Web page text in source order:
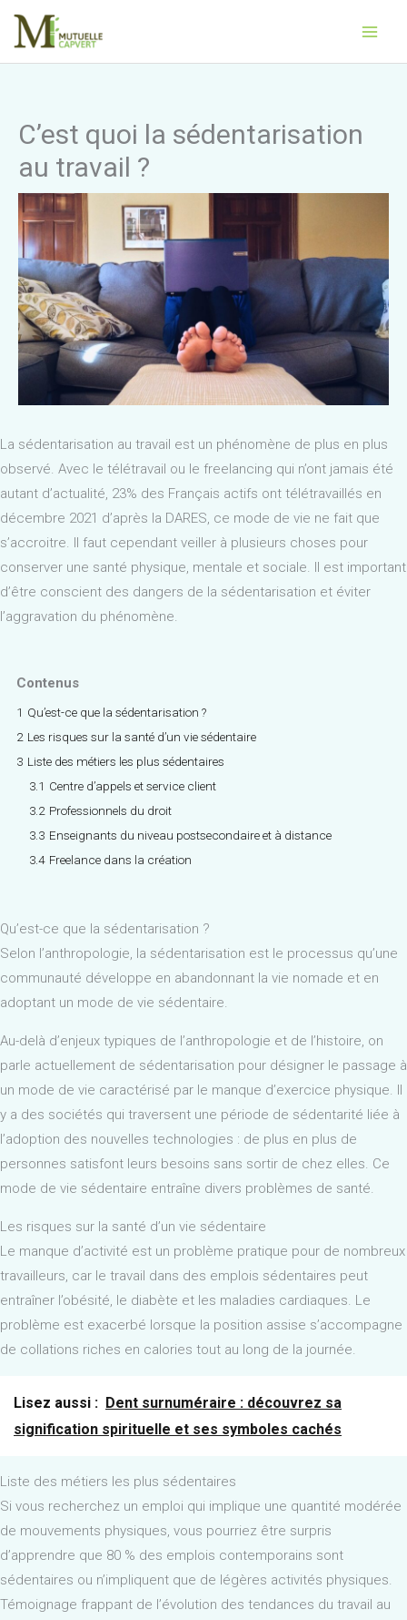
Aller
contenu
C’est quoi la sédentarisation
au travail ?
La sédentarisation au travail est un phénomène de plus en plus
observé. Avec le télétravail ou le freelancing qui n’ont jamais été
autant d’actualité, 23% des Français actifs ont télétravaillés en
décembre 2021 d’après la DARES, ce mode de vie ne fait que
s’accroitre. Il faut cependant veiller à plusieurs choses pour
conserver une santé physique, mentale et sociale. Il est important
d’être conscient des dangers de la sédentarisation et éviter
l’aggravation du phénomène.
Contenus
1 Qu’est-ce que la sédentarisation ?
2 Les risques sur la santé d’un vie sédentaire
3 Liste des métiers les plus sédentaires
3.1 Centre d’appels et service client
3.2 Professionnels du droit
3.3 Enseignants du niveau postsecondaire et à distance
3.4 Freelance dans la création
Qu’est-ce que la sédentarisation ?
Selon l’anthropologie, la sédentarisation est le processus qu’une
communauté développe en abandonnant la vie nomade et en
adoptant un mode de vie sédentaire.
Au-delà d’enjeux typiques de l’anthropologie et de l’histoire, on
parle actuellement de sédentarisation pour désigner le passage à
un mode de vie caractérisé par le manque d’exercice physique. Il
y a des sociétés qui traversent une période de sédentarité liée à
l’adoption des nouvelles technologies : de plus en plus de
personnes satisfont leurs besoins sans sortir de chez elles. Ce
mode de vie sédentaire entraîne divers problèmes de santé.
Les risques sur la santé d’un vie sédentaire
Le manque d’activité est un problème pratique pour de nombreux
travailleurs, car le travail dans des emplois sédentaires peut
entraîner l’obésité, le diabète et les maladies cardiaques. Le
problème est exacerbé lorsque la position assise s’accompagne
de collations riches en calories tout au long de la journée.
Lisez aussi : Dent surnuméraire : découvrez sa
signification spirituelle et ses symboles cachés
Liste des métiers les plus sédentaires
Si vous recherchez un emploi qui implique une quantité modérée
de mouvements physiques, vous pourriez être surpris
d’apprendre que 80 % des emplois contemporains sont
sédentaires ou n’impliquent que de légères activités physiques.
Témoignage frappant de l’évolution des tendances du travail au